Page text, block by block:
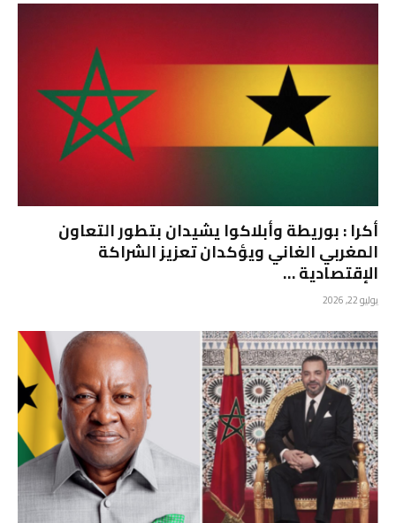
أكرا : بوريطة وأبلاكوا يشيدان بتطور التعاون
المغربي الغاني ويؤكدان تعزيز الشراكة
الإقتصادية …
يوليو 22, 2026